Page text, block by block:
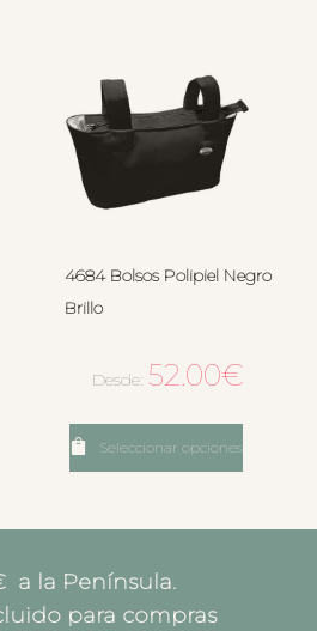
4684 Bolsos Polipiel Negro
Brillo
Desde: 52.00€
Seleccionar opciones
a la Península.
para compras